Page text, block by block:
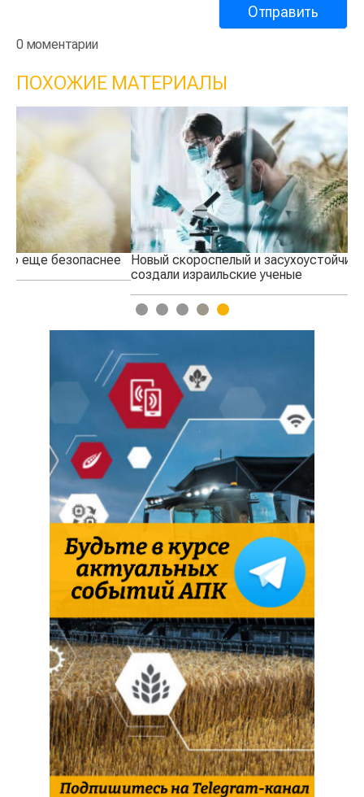
0 моментарии
ПОХОЖИЕ МАТЕРИАЛЫ
Новый скороспелый и засухоустойчивый сорт пшеницы
создали израильские ученые
1 2 3 4 5